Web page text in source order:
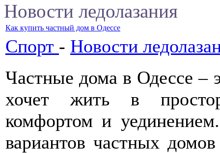
Новости ледолазания
Как купить частный дом в Одессе
Спорт - Новости
Частные дома в Одессе –
хочет жить в
комфортом и
вариантов частных